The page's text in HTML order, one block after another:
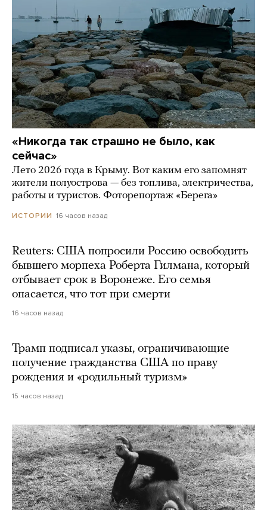
«Никогда так страшно не было, как
сейчас»
Лето 2026 года в Крыму. Вот каким его запомнят
жители полуострова — без топлива, электричества,
работы и туристов. Фоторепортаж «Берега»
ИСТОРИИ 16 часов назад
Reuters: США попросили Россию освободить
бывшего морпеха Роберта Гилмана, который
отбывает срок в Воронеже. Его семья
опасается, что тот при смерти
16 часов назад
Трамп подписал указы, ограничивающие
получение гражданства США по праву
рождения и «родильный туризм»
15 часов назад